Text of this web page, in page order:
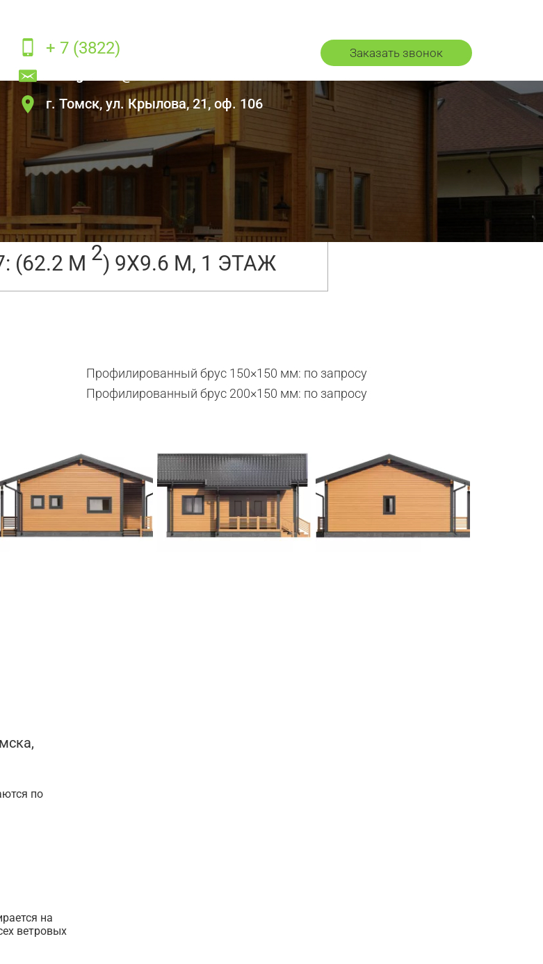
+ 7 (3822)
г. Томск, ул. Крылова, 21, оф. 106
Заказать звонок
ценами
(62.2 М 2) 9X9.6 М, 1 ЭТАЖ
Профилированный брус 150×150 мм: по запросу
Профилированный брус 200×150 мм: по запросу
по
на
ветровых